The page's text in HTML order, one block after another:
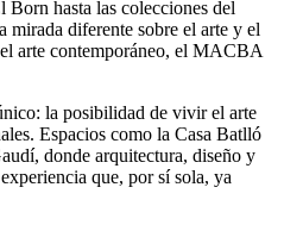
Born hasta las colecciones del
diferente sobre el arte y el
arte contemporáneo, el MACBA
la posibilidad de vivir el arte
Espacios como la Casa Batlló
donde arquitectura, diseño y
que, por sí sola, ya